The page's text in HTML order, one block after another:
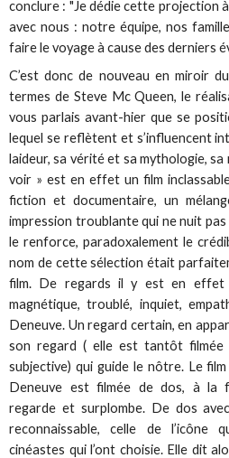
conclure : "Je dédie cette projection
avec nous : notre équipe, nos
faire le voyage à cause des derniers
C’est donc de nouveau en miroir
termes de Steve Mc Queen, le
vous parlais avant-hier que se
lequel se reflètent et s’influencent
laideur, sa vérité et sa mythologie,
voir » est en effet un film
fiction et documentaire, un
impression troublante qui ne nuit
le renforce, paradoxalement le
nom de cette sélection était
film. De regards il y est en effet
magnétique, troublé, inquiet,
Deneuve. Un regard certain, en
son regard ( elle est tantôt
subjective) qui guide le nôtre. Le
Deneuve est filmée de dos, à la
regarde et surplombe. De dos
reconnaissable, celle de l’icône
cinéastes qui l’ont choisie. Elle dit